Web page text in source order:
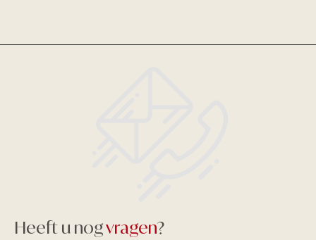
Heeft u nogvragen?